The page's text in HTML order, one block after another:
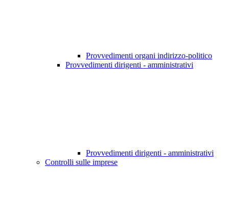
Provvedimenti organi indirizzo-politico
Provvedimenti dirigenti - amministrativi
Provvedimenti dirigenti - amministrativi
Controlli sulle imprese